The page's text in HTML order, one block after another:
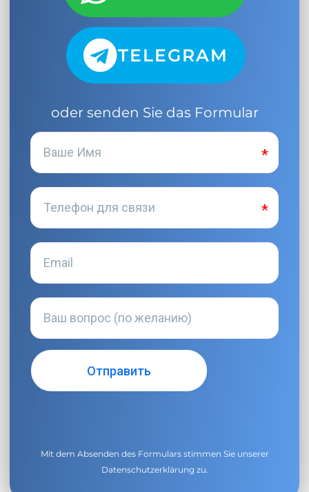
TELEGRAM
oder senden Sie das Formular
Mit dem Absenden des Formulars stimmen Sie unserer
Datenschutzerklärung zu.